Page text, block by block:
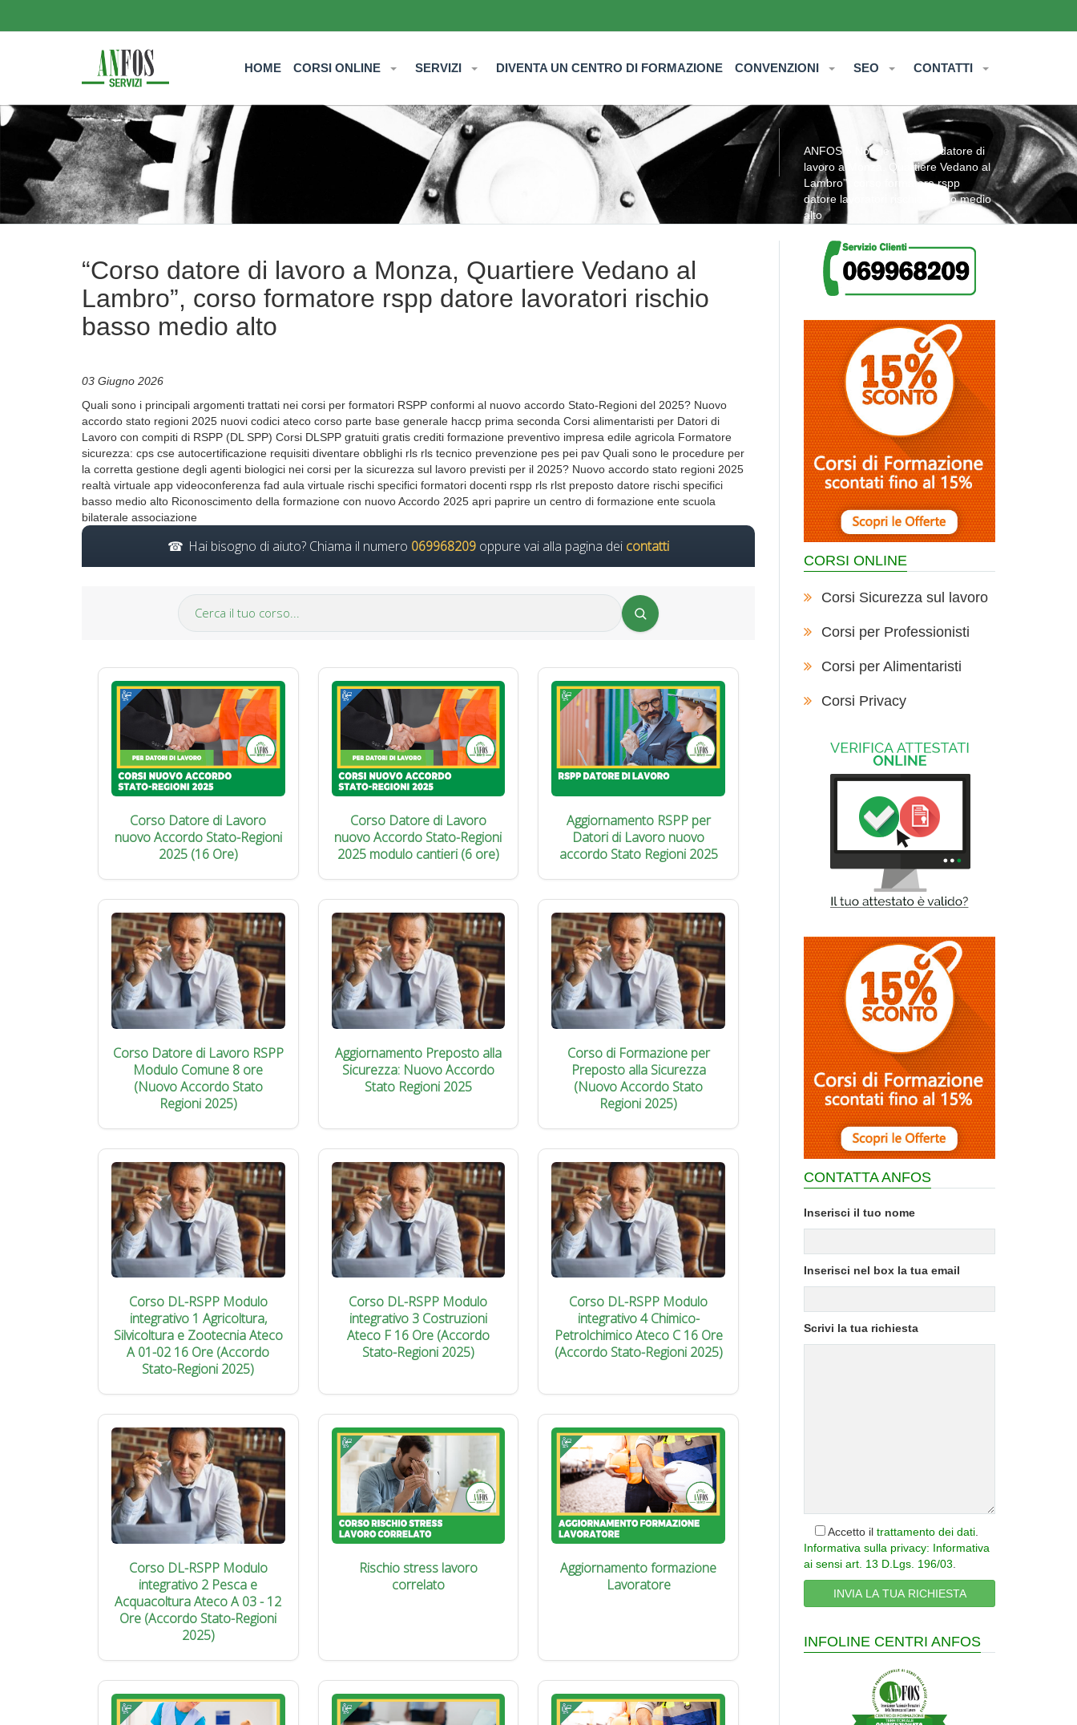
HOME CORSI ONLINE SERVIZI DIVENTA UN CENTRO DI FORMAZIONE CONVENZIONI SEO CONTATTI
ANFOS» Notizie» “Corso datore di
lavoro a Monza, Quartiere Vedano al
Lambro”, corso formatore rspp
datore lavoratori rischio basso medio
alto
“Corso datore di lavoro a Monza, Quartiere Vedano al
Lambro”, corso formatore rspp datore lavoratori rischio
basso medio alto
03 Giugno 2026
Quali sono i principali argomenti trattati nei corsi per formatori RSPP conformi al nuovo accordo Stato-Regioni del 2025? Nuovo
accordo stato regioni 2025 nuovi codici ateco corso parte base generale haccp prima seconda Corsi alimentaristi per Datori di
Lavoro con compiti di RSPP (DL SPP) Corsi DLSPP gratuiti gratis crediti formazione preventivo impresa edile agricola Formatore
sicurezza: cps cse autocertificazione requisiti diventare obblighi rls rls tecnico prevenzione pes pei pav Quali sono le procedure per
la corretta gestione degli agenti biologici nei corsi per la sicurezza sul lavoro previsti per il 2025? Nuovo accordo stato regioni 2025
realtà virtuale app videoconferenza fad aula virtuale rischi specifici formatori docenti rspp rls rlst preposto datore rischi specifici
basso medio alto Riconoscimento della formazione con nuovo Accordo 2025 apri paprire un centro di formazione ente scuola
bilaterale associazione
Hai bisogno di aiuto? Chiama il numero 069968209 oppure vai alla pagina dei contatti
Corso Datore di Lavoro
nuovo Accordo Stato-Regioni
2025 (16 Ore)
Corso Datore di Lavoro
nuovo Accordo Stato-Regioni
2025 modulo cantieri (6 ore)
Aggiornamento RSPP per
Datori di Lavoro nuovo
accordo Stato Regioni 2025
Corso Datore di Lavoro RSPP
Modulo Comune 8 ore
(Nuovo Accordo Stato
Regioni 2025)
Aggiornamento Preposto alla
Sicurezza: Nuovo Accordo
Stato Regioni 2025
Corso di Formazione per
Preposto alla Sicurezza
(Nuovo Accordo Stato
Regioni 2025)
Corso DL-RSPP Modulo
integrativo 1 Agricoltura,
Silvicoltura e Zootecnia Ateco
A 01-02 16 Ore (Accordo
Stato-Regioni 2025)
Corso DL-RSPP Modulo
integrativo 3 Costruzioni
Ateco F 16 Ore (Accordo
Stato-Regioni 2025)
Corso DL-RSPP Modulo
integrativo 4 Chimico-
Petrolchimico Ateco C 16 Ore
(Accordo Stato-Regioni 2025)
Corso DL-RSPP Modulo
integrativo 2 Pesca e
Acquacoltura Ateco A 03 - 12
Ore (Accordo Stato-Regioni
2025)
Rischio stress lavoro
correlato
Aggiornamento formazione
Lavoratore
CORSI ONLINE
Corsi Sicurezza sul lavoro
Corsi per Professionisti
Corsi per Alimentaristi
Corsi Privacy
CONTATTA ANFOS
Inserisci il tuo nome
Inserisci nel box la tua email
Scrivi la tua richiesta
Accetto il trattamento dei dati
Informativa sulla privacy: Informativa
ai sensi art. 13 D.Lgs. 196/03
INFOLINE CENTRI ANFOS